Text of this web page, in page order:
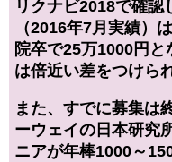
リクナビ2018で確
（2016年7月実績）
院卒で25万1000円
は倍近い差をつけら
また、すでに募集は
ーウェイの日本研究
ニアが年棒1000～